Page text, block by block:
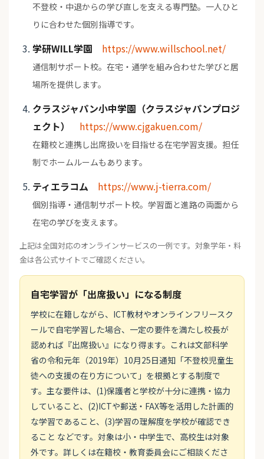
不登校・中退からの学び直しを支える専門塾。一人ひと
りに合わせた個別指導です。
学研WILL学園 https://www.willschool.net/
通信制サポート校。在宅・通学を組み合わせた学びと居
場所を提供します。
クラスジャパン小中学園（クラスジャパンプロジ
ェクト）
https://www.cjgakuen.com/
在籍校と連携し出席扱いを目指せる在宅学習支援。担任
制でホームルームもあります。
ティエラコム https://www.j-tierra.com/
個別指導・通信制サポート校。学習面と進路の両面から
在宅の学びを支えます。
上記は全国対応のオンラインサービスの一例です。対象学年・料
金は各公式サイトでご確認ください。
自宅学習が「出席扱い」になる制度
学校に在籍しながら、ICT教材やオンラインフリースク
ールで自宅学習した場合、一定の要件を満たし校長が
認めれば『出席扱い』になり得ます。これは文部科学
省の令和元年（2019年）10月25日通知「不登校児童生
徒への支援の在り方について」を根拠とする制度で
す。主な要件は、(1)保護者と学校が十分に連携・協力
していること、(2)ICTや郵送・FAX等を活用した計画的
な学習であること、(3)学習の理解度を学校が確認でき
ること などです。対象は小・中学生で、高校生は対象
外です。詳しくは在籍校・教育委員会にご相談くださ